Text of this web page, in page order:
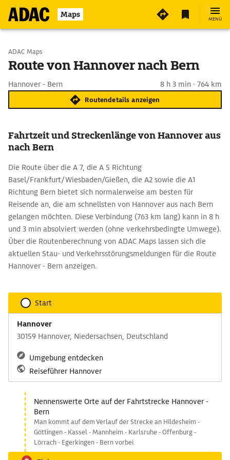
Maps MENÜ
Start wählen
ADAC Maps
Route von Hannover nach Bern
Hannover - Bern 8 h 3 min · 764 km
Routendetails anzeigen
Fahrtzeit und Streckenlänge von Hannover aus
nach Bern
Die Route über die A 7, die A 5 Richtung
Basel/Frankfurt/Wiesbaden/Gießen, die A2 sowie die A1
Richtung Bern bietet sich normalerweise am besten für
Reisende an, die am schnellsten von Hannover aus nach Bern
gelangen möchten. Diese Verbindung (763 km lang) kann in 8 h
und 3 min absolviert werden (ohne verkehrsbedingte Umwege).
Über die Routenberechnung von ADAC Maps lassen sich die
aktuellen Stau- und Verkehrsstörungsmeldungen für die Route
Hannover - Bern anzeigen.
Start
Hannover
30159 Hannover, Niedersachsen, Deutschland
Umgebung entdecken
Reiseführer Hannover
Nennenswerte Orte auf der Fahrtstrecke Hannover -
Bern
Man kommt auf dem Verlauf der Strecke an Hildesheim -
Göttingen - Kassel - Mannheim - Karlsruhe - Offenburg -
Lörrach - Egerkingen - Bern vorbei.